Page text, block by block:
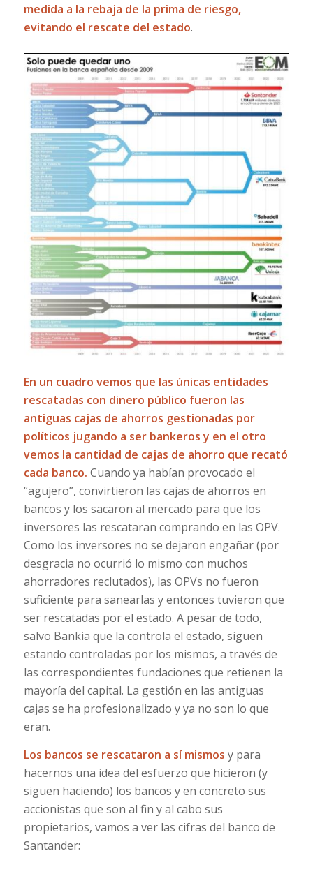
medida a la rebaja de la prima de riesgo,
evitando el rescate del estado.
En un cuadro vemos que las únicas entidades
rescatadas con dinero público fueron las
antiguas cajas de ahorros gestionadas por
políticos jugando a ser bankeros y en el otro
vemos la cantidad de cajas de ahorro que recató
cada banco. Cuando ya habían provocado el
“agujero”, convirtieron las cajas de ahorros en
bancos y los sacaron al mercado para que los
inversores las rescataran comprando en las OPV.
Como los inversores no se dejaron engañar (por
desgracia no ocurrió lo mismo con muchos
ahorradores reclutados), las OPVs no fueron
suficiente para sanearlas y entonces tuvieron que
ser rescatadas por el estado. A pesar de todo,
salvo Bankia que la controla el estado, siguen
estando controladas por los mismos, a través de
las correspondientes fundaciones que retienen la
mayoría del capital. La gestión en las antiguas
cajas se ha profesionalizado y ya no son lo que
eran.
Los bancos se rescataron a sí mismos y para
hacernos una idea del esfuerzo que hicieron (y
siguen haciendo) los bancos y en concreto sus
accionistas que son al fin y al cabo sus
propietarios, vamos a ver las cifras del banco de
Santander: